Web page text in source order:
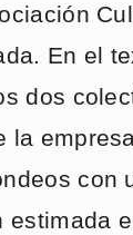
En el
dos
la
con
estimada